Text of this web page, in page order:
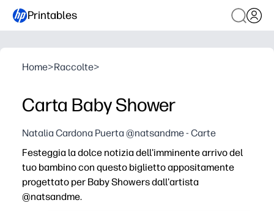
Printables
Home>Raccolte>
Carta Baby Shower
Natalia Cardona Puerta @natsandme - Carte
Festeggia la dolce notizia dell'imminente arrivo del
tuo bambino con questo biglietto appositamente
progettato per Baby Showers dall'artista
@natsandme.